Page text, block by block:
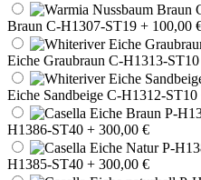
Braun C-H1307-ST19 + 100,00
Eiche Graubraun C-H1313-ST10
Eiche Sandbeige C-H1312-ST10
H1386-ST40 + 300,00 €
H1385-ST40 + 300,00 €